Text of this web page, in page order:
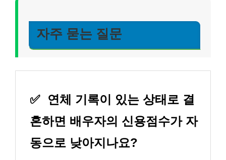
자주 묻는 질문
✅
연체 기록이 있는 상태로 결
혼하면 배우자의 신용점수가 자
동으로 낮아지나요?